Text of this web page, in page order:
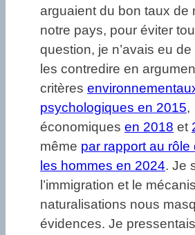
arguaient du bon taux de
notre pays, pour éviter
question, je n’avais eu
les contredire en
critères
psychologiques en 2015,
économiques en 2018 et
même par rapport au rôle
les hommes en 2024. Je
l’immigration et le
naturalisations nous
évidences. Je